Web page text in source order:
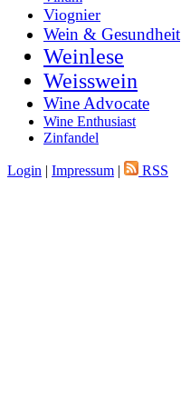
Viognier
Wein & Gesundheit
Weinlese
Weisswein
Wine Advocate
Wine Enthusiast
Zinfandel
Login | Impressum | RSS